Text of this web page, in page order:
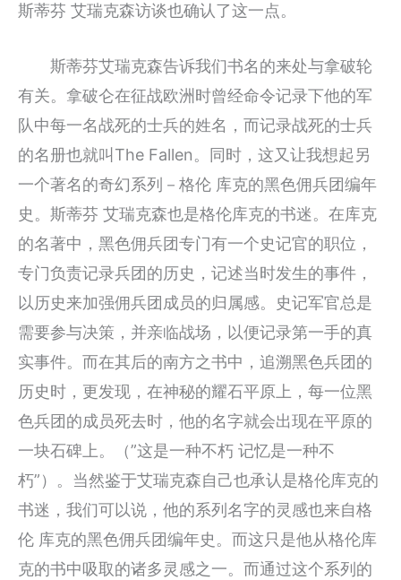
斯蒂芬 艾瑞克森访谈也确认了这一点。
斯蒂芬艾瑞克森告诉我们书名的来处与拿破轮
有关。拿破仑在征战欧洲时曾经命令记录下他的军
队中每一名战死的士兵的姓名，而记录战死的士兵
的名册也就叫The Fallen。同时，这又让我想起另
一个著名的奇幻系列－格伦 库克的黑色佣兵团编年
史。斯蒂芬 艾瑞克森也是格伦库克的书迷。在库克
的名著中，黑色佣兵团专门有一个史记官的职位，
专门负责记录兵团的历史，记述当时发生的事件，
以历史来加强佣兵团成员的归属感。史记军官总是
需要参与决策，并亲临战场，以便记录第一手的真
实事件。而在其后的南方之书中，追溯黑色兵团的
历史时，更发现，在神秘的耀石平原上，每一位黑
色兵团的成员死去时，他的名字就会出现在平原的
一块石碑上。（”这是一种不朽 记忆是一种不
朽”）。当然鉴于艾瑞克森自己也承认是格伦库克的
书迷，我们可以说，他的系列名字的灵感也来自格
伦 库克的黑色佣兵团编年史。而这只是他从格伦库
克的书中吸取的诸多灵感之一。而通过这个系列的